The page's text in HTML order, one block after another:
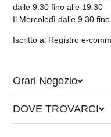
dalle 9.30 fino alle 19.30
Il Mercoledì dalle 9.30
Iscritto al Registro e-
Orari Negozio
DOVE TROVARCI